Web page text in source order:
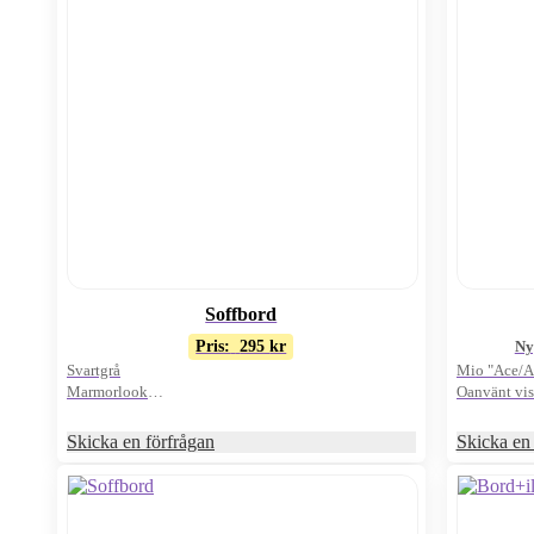
Soffbord
Pris: 295kr
Svartgrå
Marmorlook
Skicka en förfrågan
Mio "Ace/
Oanvänt
Skicka